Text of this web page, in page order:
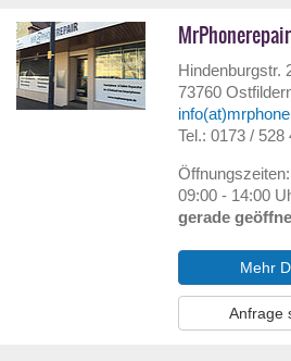
MrPhonerepair
Hindenburgstr.
73760
Tel.: 0173 / 528
Öffnungszeiten:
09:00 - 14:00
gerade
Mehr
Anfrage